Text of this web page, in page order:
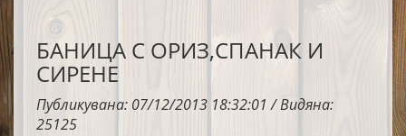
БАНИЦА С ОРИЗ,СПАНАК И
СИРЕНЕ
Публикувана: 07/12/2013 18:32:01 / Видяна:
25125